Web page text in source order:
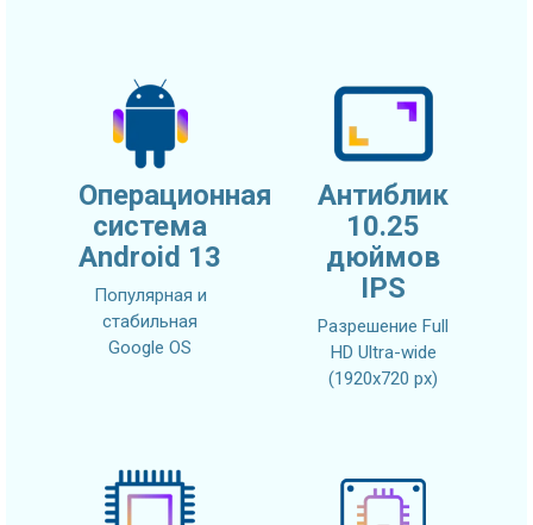
Операционная
система
Android 13
Популярная и
стабильная
Google OS
Антиблик
10.25
дюймов
IPS
Разрешение Full
HD Ultra-wide
(1920x720 px)